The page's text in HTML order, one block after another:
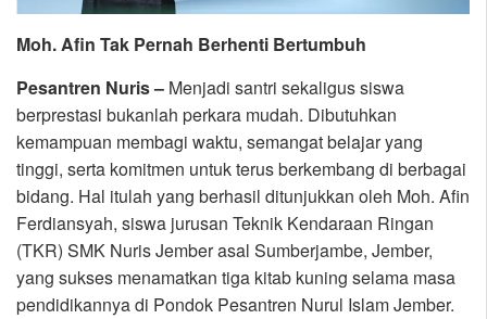
Moh. Afin Tak Pernah Berhenti Bertumbuh
Pesantren Nuris – Menjadi santri sekaligus siswa
berprestasi bukanlah perkara mudah. Dibutuhkan
kemampuan membagi waktu, semangat belajar yang
tinggi, serta komitmen untuk terus berkembang di berbagai
bidang. Hal itulah yang berhasil ditunjukkan oleh Moh. Afin
Ferdiansyah, siswa jurusan Teknik Kendaraan Ringan
(TKR) SMK Nuris Jember asal Sumberjambe, Jember,
yang sukses menamatkan tiga kitab kuning selama masa
pendidikannya di Pondok Pesantren Nurul Islam Jember.